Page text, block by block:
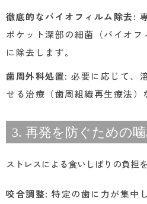
徹底的なバイオフィルム除去:
ポケット深部の細菌（バイオフ
に除去します。
歯周外科処置: 必要に応じて、
せる治療（歯周組織再生療法）
3. 再発を防ぐための
ストレスによる食いしばりの負担
咬合調整: 特定の歯に力が集中